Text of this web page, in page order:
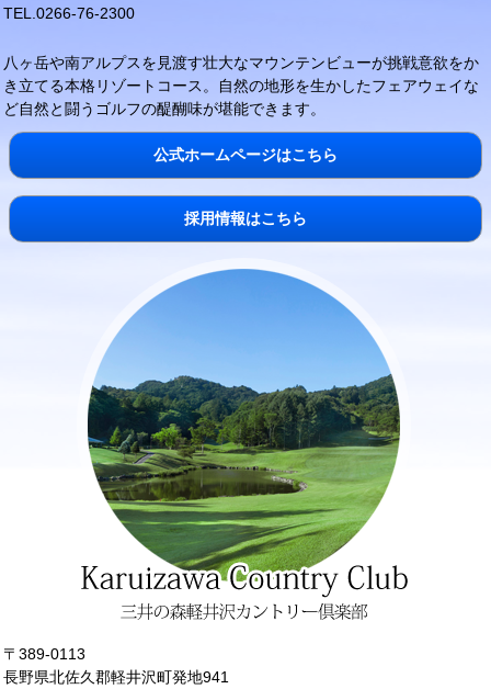
TEL.0266-76-2300
八ヶ岳や南アルプスを見渡す壮大なマウンテンビューが挑戦意欲をか
き立てる本格リゾートコース。自然の地形を生かしたフェアウェイな
ど自然と闘うゴルフの醍醐味が堪能できます。
公式ホームページはこちら
採用情報はこちら
〒389‐0113
長野県北佐久郡軽井沢町発地941